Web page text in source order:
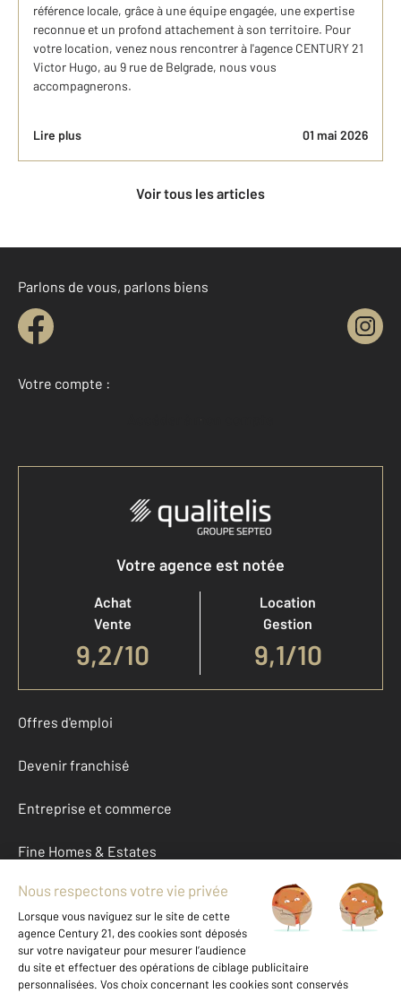
référence locale, grâce à une équipe engagée, une expertise
reconnue et un profond attachement à son territoire. Pour
votre location, venez nous rencontrer à l'agence CENTURY 21
Victor Hugo, au 9 rue de Belgrade, nous vous
accompagnerons.
Lire plus 01 mai 2026
Voir tous les articles
Parlons de vous, parlons biens
Votre compte :
Accéder à mon compte
Votre agence est notée
Achat
Vente
9,2/10
Location
Gestion
9,1/10
Offres d'emploi
Devenir franchisé
Entreprise et commerce
Fine Homes & Estates
À propos
International
Nous contacter